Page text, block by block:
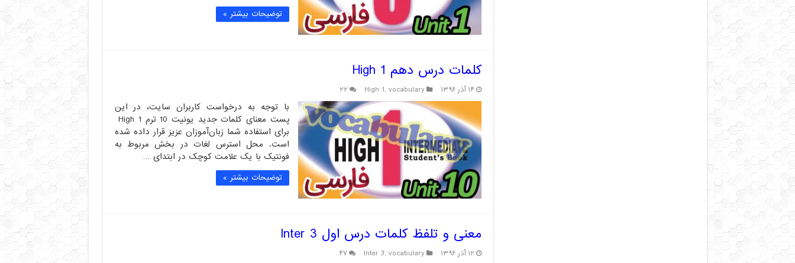
توضیحات بیشتر »
کلمات درس دهم High 1
۱۴ آذر ۱۳۹۶ High 1, vocabulary ۲۲
با توجه به درخواست کاربران سایت، در این
پست معنای کلمات جدید یونیت 10 ترم High 1
برای استفاده شما زبان‌آموزان عزیز قرار داده شده
است. محل استرس لغات در بخش مربوط به
فونتیک با یک علامت کوچک در ابتدای …
توضیحات بیشتر »
معنی و تلفظ کلمات درس اول Inter 3
۱۲ آذر ۱۳۹۶ Inter 3, vocabulary ۴۷